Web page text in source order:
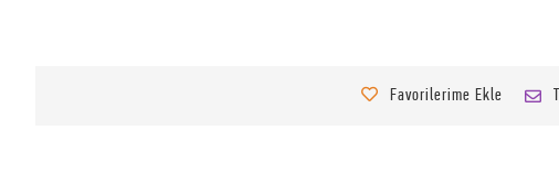
Favorilerime Ekle